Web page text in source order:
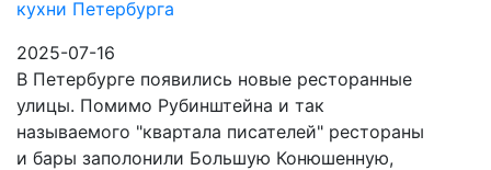
кухни Петербурга
2025-07-16
В Петербурге появились новые ресторанные
улицы. Помимо Рубинштейна и так
называемого "квартала писателей" рестораны
и бары заполонили Большую Конюшенную,